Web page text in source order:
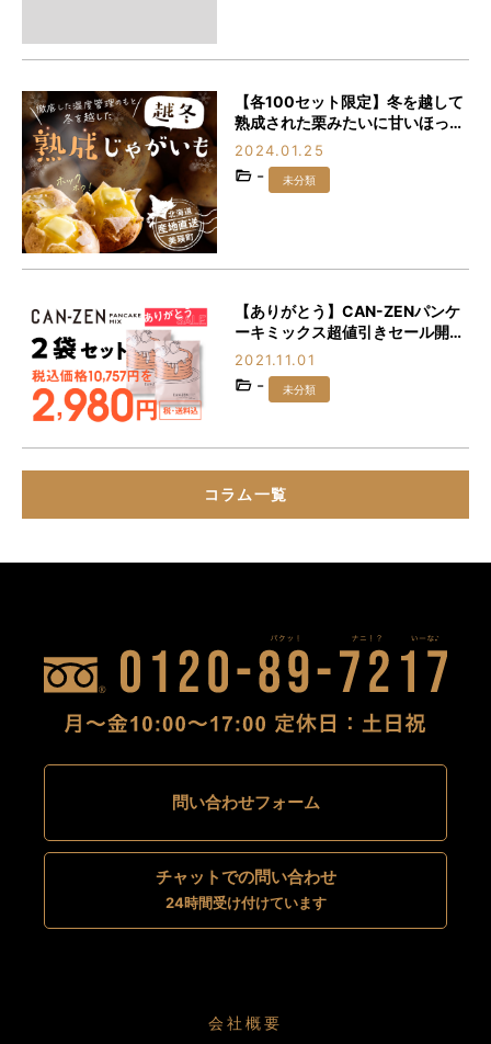
【各100セット限定】冬を越して
熟成された栗みたいに甘いほっく
ほくの「越冬熟成じゃがいも」を
食べなきゃ損♪
2024.01.25
- 未分類
【ありがとう】CAN-ZENパンケ
ーキミックス超値引きセール開
催！！！
2021.11.01
- 未分類
コラム一覧
会社概要
問い合わせフォーム
チャットでの問い合わせ
24時間受け付けています